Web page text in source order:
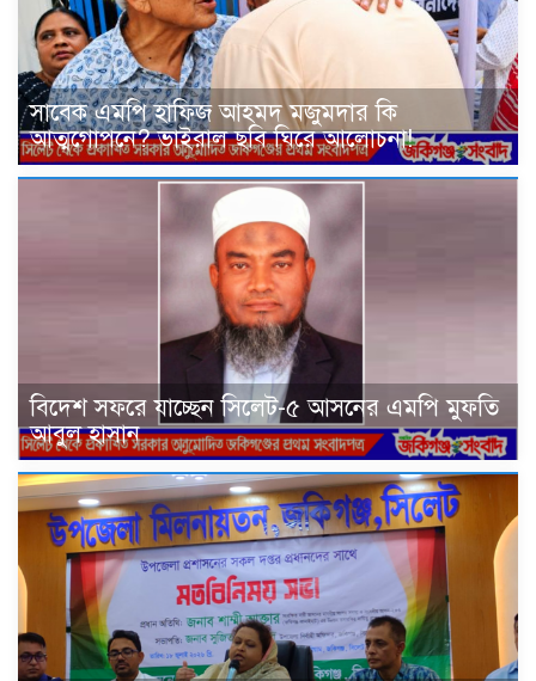
সাবেক এমপি হাফিজ আহমদ মজুমদার কি
আত্মগোপনে? ভাইরাল ছবি ঘিরে আলোচনা!
বিদেশ সফরে যাচ্ছেন সিলেট-৫ আসনের এমপি মুফতি
আবুল হাসান